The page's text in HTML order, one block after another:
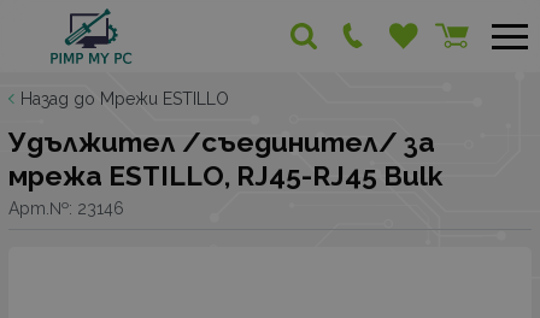
Назад до Мрежи ESTILLO
Удължител /съединител/ за
мрежа ESTILLO, RJ45-RJ45 Bulk
Арт.№: 23146